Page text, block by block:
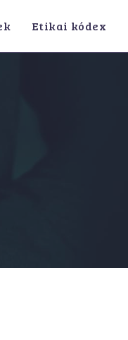
Etikai kódex